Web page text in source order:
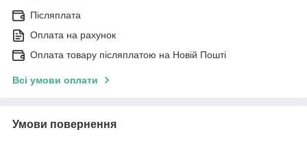
Післяплата
Оплата на рахунок
Оплата товару післяплатою на Новій Пошті
Всі умови оплати
Умови повернення